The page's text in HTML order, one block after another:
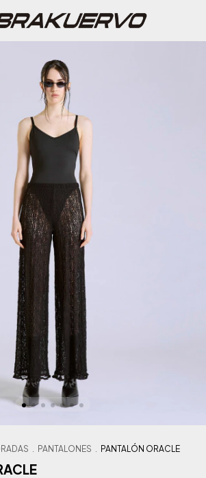
. PANTALONES . PANTALÓN ORACLE